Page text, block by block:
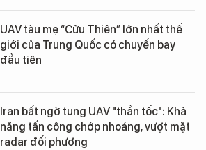
UAV tàu mẹ “Cửu Thiên” lớn nhất thế
giới của Trung Quốc có chuyến bay
đầu tiên
Iran bất ngờ tung UAV "thần tốc": Khả
năng tấn công chớp nhoáng, vượt mặt
radar đối phương